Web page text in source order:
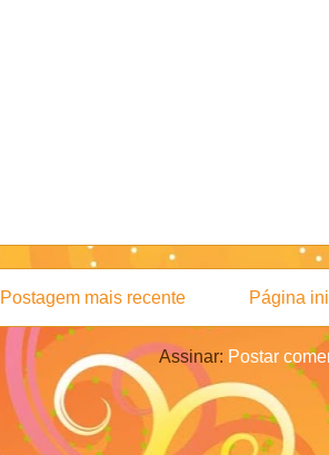
Postagem mais recente Página
Assinar: Postar